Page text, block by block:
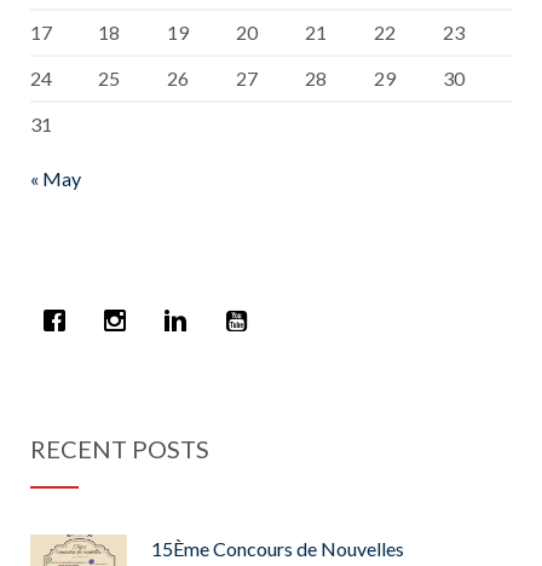
17 18 19 20 21 22
23
24
25 26 27 28 29
30
31
« May
RECENT POSTS
15Ème Concours de Nouvelles